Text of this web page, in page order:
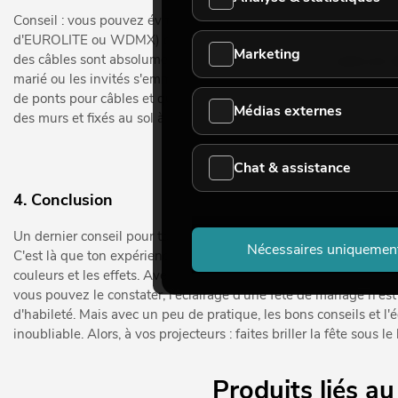
Conseil : vous pouvez éviter les câbles en commandant votre
d'EUROLITE ou WDMX) ou via une application et en utilisant
des câbles sont absolument nécessaires, utilisez des
marié ou les invités s'emmêlent dans les câbles au cours de
de ponts pour câbles et que vous devez poser des câbles sur
des murs et fixés au sol à l'aide d'un ruban adhésif approprié.
4. Conclusion
Un dernier conseil pour tous les DJ de mariage : chaque lieu
C'est là que ton expérience et ta créativité entrent en jeu.
couleurs et les effets. Avec le bon sens de la lumière et de
vous pouvez le constater, l'éclairage d'une fête de mariage
d'habileté. Mais avec un peu de pratique, les bons conseils et
inoubliable. Alors, à vos projecteurs : faites briller la fête sous le
Produits liés
Marketing
Médias externes
Chat & assistance
Nécessaires